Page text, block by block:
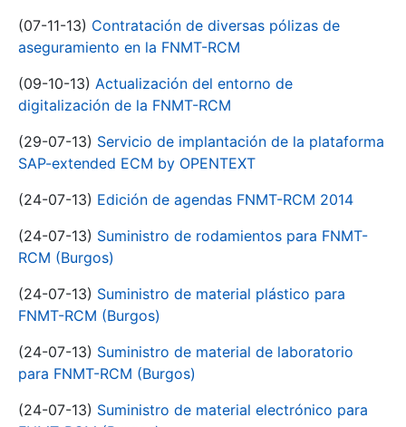
(07-11-13) Contratación de diversas pólizas de
aseguramiento en la FNMT-RCM
(09-10-13) Actualización del entorno de
digitalización de la FNMT-RCM
(29-07-13) Servicio de implantación de la plataforma
SAP-extended ECM by OPENTEXT
(24-07-13) Edición de agendas FNMT-RCM 2014
(24-07-13) Suministro de rodamientos para FNMT-
RCM (Burgos)
(24-07-13) Suministro de material plástico para
FNMT-RCM (Burgos)
(24-07-13) Suministro de material de laboratorio
para FNMT-RCM (Burgos)
(24-07-13) Suministro de material electrónico para